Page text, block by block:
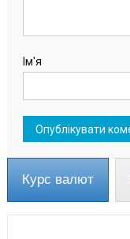
Ім'я
Курс валют